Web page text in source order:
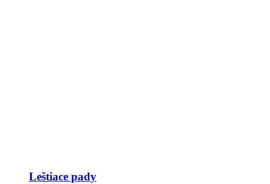
Leštiace pady